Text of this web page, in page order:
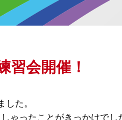
習会開催！
た。
ゃったことがきっかけでし